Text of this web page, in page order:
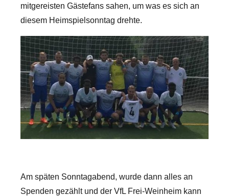
mitgereisten Gästefans sahen, um was es sich an
diesem Heimspielsonntag drehte.
Am späten Sonntagabend, wurde dann alles an
Spenden gezählt und der VfL Frei-Weinheim kann